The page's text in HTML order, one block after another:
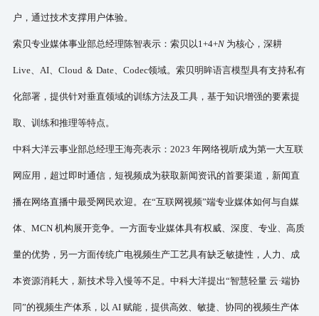
户，通过技术支撑用户体验。
索贝专业媒体事业部总经理陈智表示：索贝以1+4+N 为核心，深耕
Live、AI、Cloud ＆ Date、Codec领域。索贝明眸语言模型具有支持私有
化部署，提供针对垂直领域的训练方法及工具，基于知识增强的要素提
取、训练和推理等特点。
中科大洋云事业部总经理王海亮表示： 2023 年网络视听成为第一大互联
网应用，超过即时通信，短视频成为获取新闻资讯的首要渠道，新闻直
播在网络直播中最受网民欢迎。在“互联网视频”端专业媒体如何与自媒
体、MCN 机构展开竞争。一方面专业媒体具有权威、深度、专业、高质
量的优势，另一方面传统广电视频生产工艺具有缺乏敏捷性，人力、成
本资源消耗大，新技术导入慢等不足。中科大洋提出“智慧轻量 云·端协
同”的视频生产体系，以 AI 赋能，提供高效、敏捷、协同的视频生产体